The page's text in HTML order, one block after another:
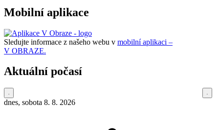
Mobilní aplikace
Sledujte informace z našeho webu v mobilní aplikaci –
V OBRAZE.
Aktuální počasí
dnes, sobota 8. 8. 2026